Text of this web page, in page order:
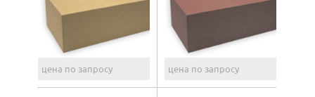
цена по запросу цена по запросу